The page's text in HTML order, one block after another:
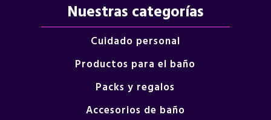
Nuestras categorías
Cuidado personal
Productos para el baño
Packs y regalos
Accesorios de baño